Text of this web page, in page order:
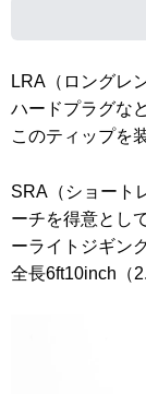
LRA（ロングレ
ハードプラグな
このティップを
SRA（ショート
ーチを得意とし
ーライトジギン
全長6ft10inch（